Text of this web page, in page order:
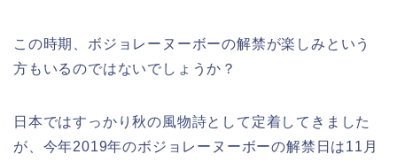
この時期、ボジョレーヌーボーの解禁が楽しみという
方もいるのではないでしょうか？
日本ではすっかり秋の風物詩として定着してきました
が、今年2019年のボジョレーヌーボーの解禁日は11月